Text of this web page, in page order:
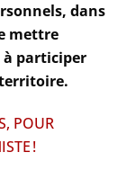
dans
mettre
à participer
POUR
!